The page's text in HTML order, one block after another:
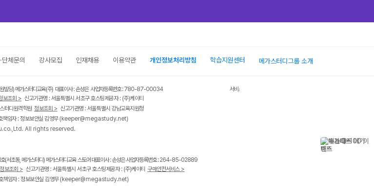
단체문의 강사모집 인재채용 이용약관 개인정보처리방침 학습지원센터 메가스터디그룹 소개
빌딩) 메가스터디교육(주) 대표이사 : 손성은 사업자등록번호 : 780-87-00034
보조회 > 신고기관명 : 서울특별시 서초구 호스팅제공자 : (주)케이티
터디원격학원 정보조회 > 신고기관명 : 서울특별시 강남교육지원청
임자 : 정보보안실 김영무(keeper@megastudy.net)
All rights reserved.
서비스 가입사실 확인
(서초동, 메가스터디) 메가스터디교육 스토어 대표이사 : 손성은 사업자등록번호 : 264-85-02889
정보조회 > 신고기관명 : 서울특별시 서초구 호스팅제공자 : (주)케이티 구매안전서비스 >
임자 : 정보보안실 김영무(keeper@megastudy.net)